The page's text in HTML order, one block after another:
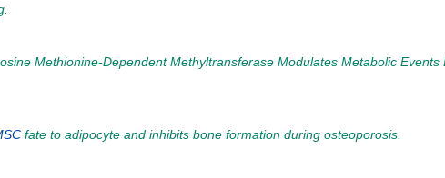
Methionine-Dependent Methyltransferase Modulates Metabolic Events
fate to adipocyte and inhibits bone formation during osteoporosis.